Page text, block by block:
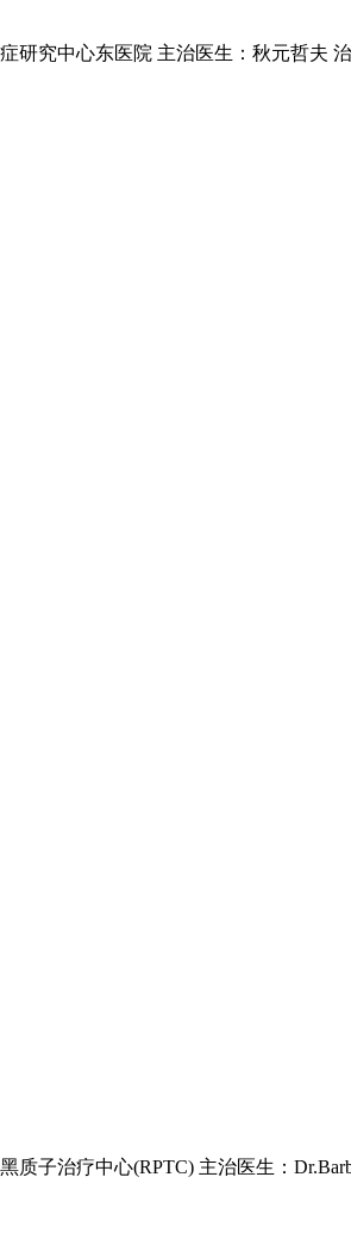
研究中心东医院 主治医生：秋元哲夫
子治疗中心(RPTC) 主治医生：